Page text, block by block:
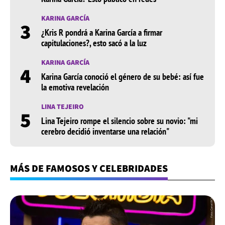
3 KARINA GARCÍA
¿Kris R pondrá a Karina García a firmar
capitulaciones?, esto sacó a la luz
4 KARINA GARCÍA
Karina García conoció el género de su bebé: así fue
la emotiva revelación
5 LINA TEJEIRO
Lina Tejeiro rompe el silencio sobre su novio: "mi
cerebro decidió inventarse una relación"
MÁS DE FAMOSOS Y CELEBRIDADES